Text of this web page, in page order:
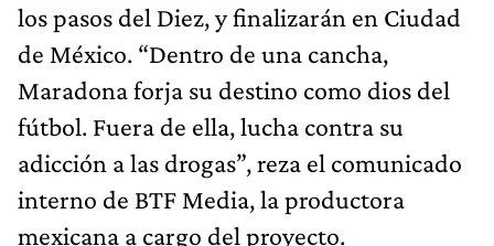
los pasos del Diez, y finalizarán en Ciudad
de México. “Dentro de una cancha,
Maradona forja su destino como dios del
fútbol. Fuera de ella, lucha contra su
adicción a las drogas”, reza el comunicado
interno de BTF Media, la productora
mexicana a cargo del proyecto.